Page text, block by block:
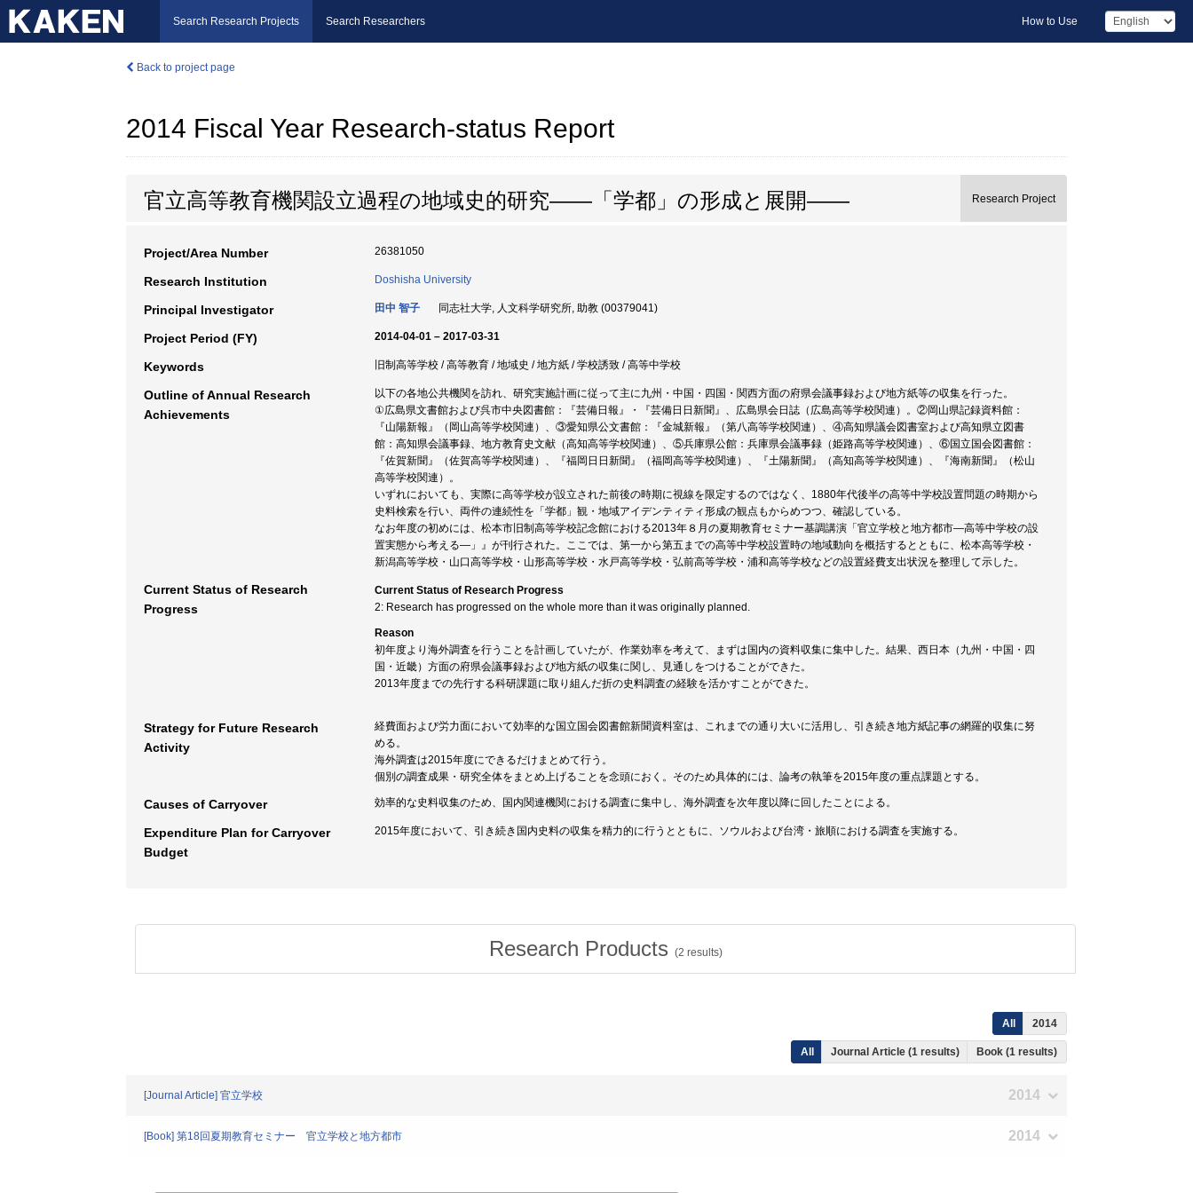
Search Research Projects Search Researchers How to Use
Back to project page
2014 Fiscal Year Research-status Report
官立高等教育機関設立過程の地域史的研究――「学都」の形成と展開―― Research Project
Project/Area Number 26381050
Research Institution Doshisha University
Principal Investigator 田中 智子 同志社大学, 人文科学研究所, 助教 (00379041)
Project Period (FY) 2014-04-01 – 2017-03-31
Keywords 旧制高等学校 / 高等教育 / 地域史 / 地方紙 / 学校誘致 / 高等中学校
Outline of Annual Research
Achievements
以下の各地公共機関を訪れ、研究実施計画に従って主に九州・中国・四国・関西方面の府県会議事録および地方紙等の収集を行った。
①広島県文書館および呉市中央図書館：『芸備日報』・『芸備日日新聞』、広島県会日誌（広島高等学校関連）。②岡山県記録資料館：
『山陽新報』（岡山高等学校関連）、③愛知県公文書館：『金城新報』（第八高等学校関連）、④高知県議会図書室および高知県立図書
館：高知県会議事録、地方教育史文献（高知高等学校関連）、⑤兵庫県公館：兵庫県会議事録（姫路高等学校関連）、⑥国立国会図書館：
『佐賀新聞』（佐賀高等学校関連）、『福岡日日新聞』（福岡高等学校関連）、『土陽新聞』（高知高等学校関連）、『海南新聞』（松山
高等学校関連）。
いずれにおいても、実際に高等学校が設立された前後の時期に視線を限定するのではなく、1880年代後半の高等中学校設置問題の時期から
史料検索を行い、両件の連続性を「学都」観・地域アイデンティティ形成の観点もからめつつ、確認している。
なお年度の初めには、松本市旧制高等学校記念館における2013年８月の夏期教育セミナー基調講演「官立学校と地方都市―高等中学校の設
置実態から考える―」』が刊行された。ここでは、第一から第五までの高等中学校設置時の地域動向を概括するとともに、松本高等学校・
新潟高等学校・山口高等学校・山形高等学校・水戸高等学校・弘前高等学校・浦和高等学校などの設置経費支出状況を整理して示した。
Current Status of Research
Progress
Current Status of Research Progress
2: Research has progressed on the whole more than it was originally planned.
Reason
初年度より海外調査を行うことを計画していたが、作業効率を考えて、まずは国内の資料収集に集中した。結果、西日本（九州・中国・四
国・近畿）方面の府県会議事録および地方紙の収集に関し、見通しをつけることができた。
2013年度までの先行する科研課題に取り組んだ折の史料調査の経験を活かすことができた。
Strategy for Future Research
Activity
経費面および労力面において効率的な国立国会図書館新聞資料室は、これまでの通り大いに活用し、引き続き地方紙記事の網羅的収集に努
める。
海外調査は2015年度にできるだけまとめて行う。
個別の調査成果・研究全体をまとめ上げることを念頭におく。そのため具体的には、論考の執筆を2015年度の重点課題とする。
Causes of Carryover 効率的な史料収集のため、国内関連機関における調査に集中し、海外調査を次年度以降に回したことによる。
Expenditure Plan for Carryover
Budget
2015年度において、引き続き国内史料の収集を精力的に行うとともに、ソウルおよび台湾・旅順における調査を実施する。
Research Products (2 results)
All 2014
All Journal Article (1 results) Book (1 results)
[Journal Article] 官立学校 2014
[Book] 第18回夏期教育セミナー 官立学校と地方都市 2014